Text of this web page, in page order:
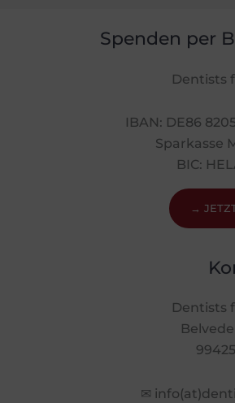
Spenden per
Dentists
IBAN: DE86
Sparkasse
BIC:
→
Dentists
✉